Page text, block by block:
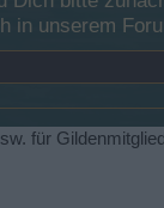
in unserem
für